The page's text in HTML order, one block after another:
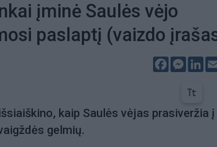
įminė Saulės vėjo
paslaptį (vaizdo
Facebook
kaip Saulės vėjas prasiveržia į
gelmių.